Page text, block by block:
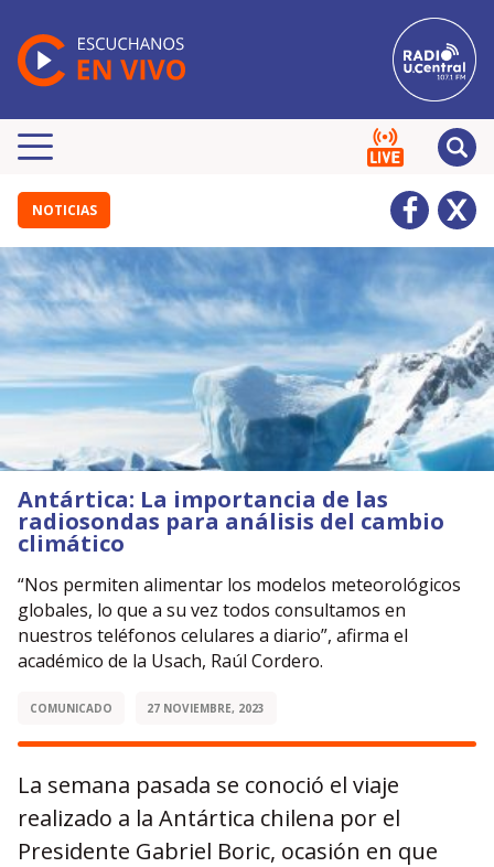
NOTICIAS
Antártica: La importancia de las
radiosondas para análisis del cambio
climático
“Nos permiten alimentar los modelos meteorológicos
globales, lo que a su vez todos consultamos en
nuestros teléfonos celulares a diario”, afirma el
académico de la Usach, Raúl Cordero.
COMUNICADO 27 NOVIEMBRE, 2023
La semana pasada se conoció el viaje
realizado a la Antártica chilena por el
Presidente Gabriel Boric, ocasión en que